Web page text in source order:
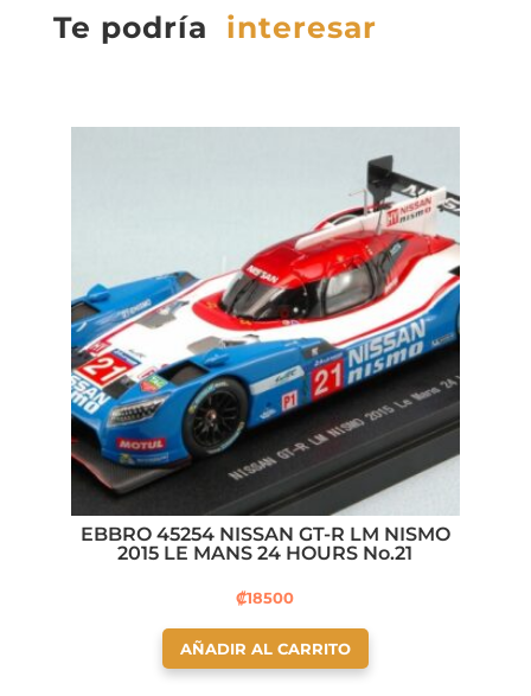
Te podría interesar
EBBRO 45254 NISSAN GT-R LM NISMO
2015 LE MANS 24 HOURS No.21
₡18500
AÑADIR AL CARRITO